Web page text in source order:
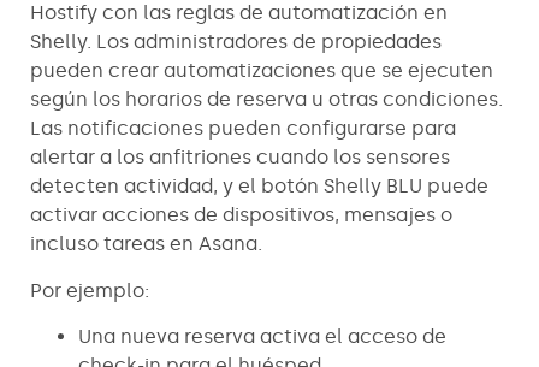
Hostify con las reglas de automatización en
Shelly. Los administradores de propiedades
pueden crear automatizaciones que se ejecuten
según los horarios de reserva u otras condiciones.
Las notificaciones pueden configurarse para
alertar a los anfitriones cuando los sensores
detecten actividad, y el botón Shelly BLU puede
activar acciones de dispositivos, mensajes o
incluso tareas en Asana.
Por ejemplo:
Una nueva reserva activa el acceso de